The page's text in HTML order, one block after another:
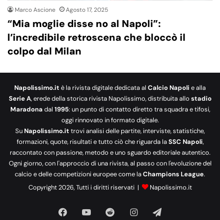
Marco Ascione Agosto 17, 2025
“Mia moglie disse no al Napoli”:
l’incredibile retroscena che bloccò il
colpo dal Milan
Napolissimo.it è la rivista digitale dedicata al Calcio Napoli e alla
Serie A, erede della storica rivista Napolissimo, distribuita allo stadio
Maradona dal 1995: un punto di contatto diretto tra squadra e tifosi,
oggi rinnovato in formato digitale.
SuNapolissimo.it trovi analisi delle partite, interviste, statistiche,
formazioni, quote, risultati e tutto ciò che riguarda laSSC Napoli,
raccontato con passione, metodo e uno sguardo editoriale autentico.
Ogni giorno, con l'approccio di una rivista, al passo con l'evoluzione del
calcio e delle competizioni europee come laChampions League.
Copyright 2026, Tutti i diritti riservati |
Napolissimo.it
Facebook RedditInstagram